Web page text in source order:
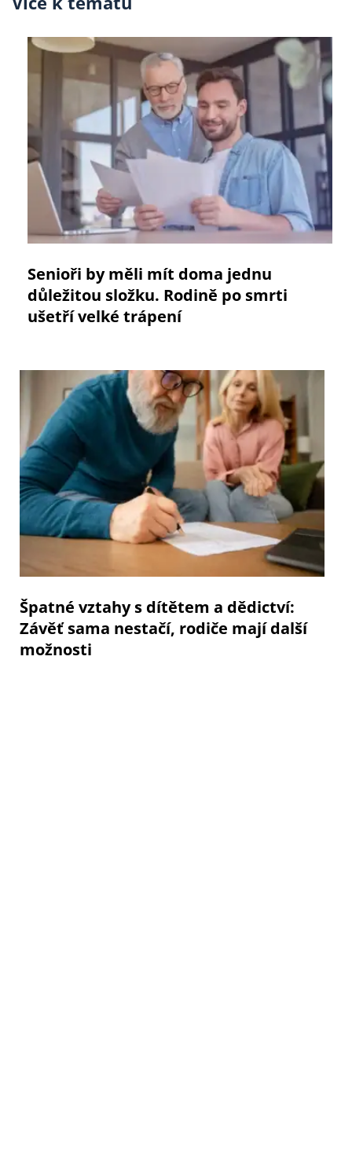
Senioři by měli mít doma jednu
důležitou složku. Rodině po smrti
ušetří velké trápení
Špatné vztahy s dítětem a dědictví:
Závěť sama nestačí, rodiče mají další
možnosti